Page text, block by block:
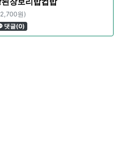
원)
댓글(0)